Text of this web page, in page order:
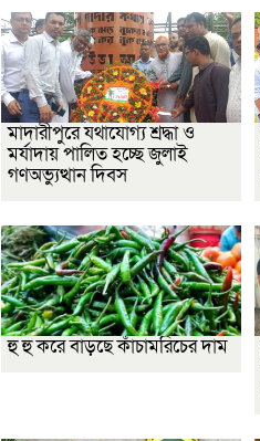
মাদারীপুরে যথাযোগ্য শ্রদ্ধা ও
মর্যাদায় পালিত হচ্ছে জুলাই
গণঅভ্যুত্থান দিবস
হু হু করে বাড়ছে কাঁচামরিচের দাম